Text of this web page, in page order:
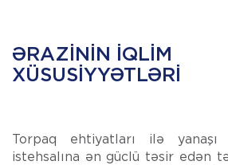
ƏRAZININ IQLIM
XÜSUSIYYƏTLƏRI
Torpaq ehtiyatları ilə yanaşı
istehsalına ən güclü təsir edən